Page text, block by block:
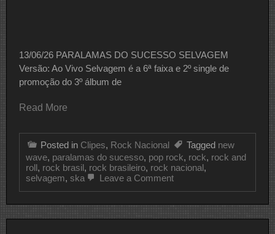
13/06/26 PARALAMAS DO SUCESSO SELVAGEM
Versão: Ao Vivo Selvagem é a 6ª faixa e 2º single de
promoção do 3º álbum de
Read More
Posted in Clipes, Rock Nacional Tagged new
wave, paralamas do sucesso, pop rock, rock, rock and
roll, rock brasil, rock brasileiro, rock nacional,
selvagem, ska Leave a Commenton
PARALAMAS